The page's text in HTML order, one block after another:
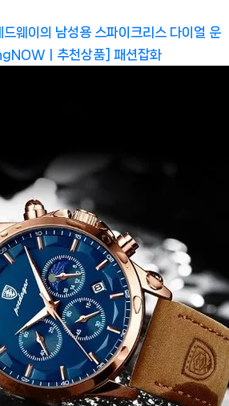
웨이의 남성용 스파이크리스 다이얼 운
ㅣ추천상품] 패션잡화